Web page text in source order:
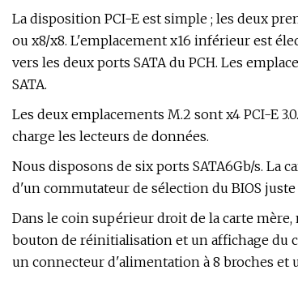
La disposition PCI-E est simple ; les deux
ou x8/x8. L'emplacement x16 inférieur est
vers les deux ports SATA du PCH. Les
SATA.
Les deux emplacements M.2 sont x4 PCI-E
charge les lecteurs de données.
Nous disposons de six ports SATA6Gb/s. La
d'un commutateur de sélection du BIOS
Dans le coin supérieur droit de la carte
bouton de réinitialisation et un affichage du
un connecteur d'alimentation à 8 broches et